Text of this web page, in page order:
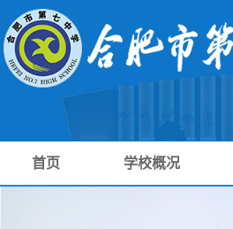
首页 学校概况